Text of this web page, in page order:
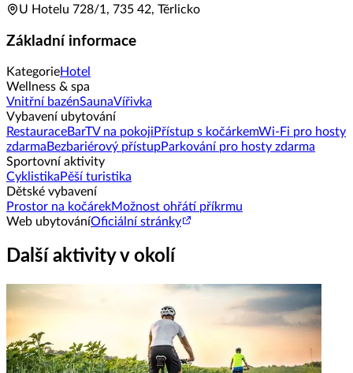
U Hotelu 728/1, 735 42, Těrlicko
Základní informace
KategorieHotel
Wellness & spa
Vnitřní bazénSaunaVířivka
Vybavení ubytování
RestauraceBarTV na pokoji Přístup s kočárkemWi-Fi pro hosty
zdarma Bezbariérový přístupParkování pro hosty zdarma
Sportovní aktivity
Cyklistika Pěší turistika
Dětské vybavení
Prostor na kočárekMožnost ohřátí příkrmu
Web ubytováníOficiální stránky
Další aktivity v okolí